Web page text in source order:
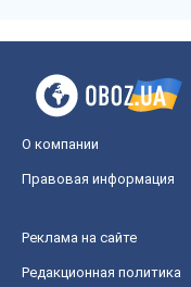
О компании
Правовая информация
Реклама на сайте
Редакционная политика